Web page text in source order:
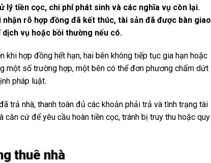
lý tiền cọc, chi phí phát sinh và các nghĩa vụ còn lại.
rõ hợp đồng đã kết thúc, tài sản đã được bàn giao
vụ hoặc bồi thường nếu có.
hợp đồng hết hạn, hai bên không tiếp tục gia hạn hoặc
một số trường hợp, một bên có thể đơn phương chấm dứt
pháp luật.
trả nhà, thanh toán đủ các khoản phải trả và tình trạng tài
cứ để yêu cầu hoàn tiền cọc, tránh bị truy thu hoặc quy
thuê nhà